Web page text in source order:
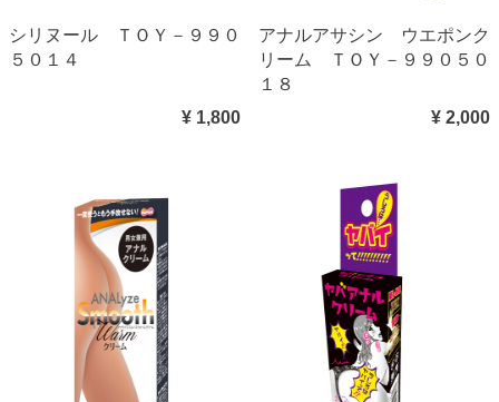
シリヌール ＴＯＹ－９９０
５０１４
¥ 1,800
アナルアサシン ウエポンク
リーム ＴＯＹ－９９０５０
１８
¥ 2,000